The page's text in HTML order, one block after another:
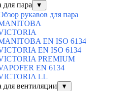
для пара
▼
рукавов для пара
EN ISO 6134
EN ISO 6134
PREMIUM
EN 6134
LL
для вентиляции
▼